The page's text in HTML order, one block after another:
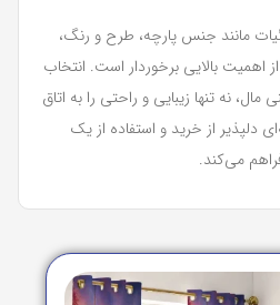
مانند جنس پارچه، طرح و رنگ،
اهمیت بالایی برخوردار است. انتخاب
نه تنها زیبایی و راحتی را به اتاق
دلپذیر از خرید و استفاده از یک
می‌کند.